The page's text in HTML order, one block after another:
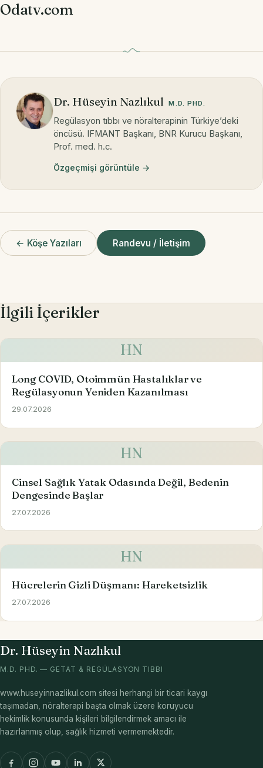
Odatv.com
Dr. Hüseyin Nazlıkul M.D. PHD.
Regülasyon tıbbı ve nöralterapinin Türkiye’deki
öncüsü. IFMANT Başkanı, BNR Kurucu Başkanı,
Prof. med. h.c.
Özgeçmişi görüntüle →
← Köşe Yazıları Randevu / İletişim
İlgili İçerikler
HN
Long COVID, Otoimmün Hastalıklar ve
Regülasyonun Yeniden Kazanılması
29.07.2026
HN
Cinsel Sağlık Yatak Odasında Değil, Bedenin
Dengesinde Başlar
27.07.2026
HN
Hücrelerin Gizli Düşmanı: Hareketsizlik
27.07.2026
Dr. Hüseyin Nazlıkul
M.D. PHD. — GETAT & REGÜLASYON TIBBI
www.huseyinnazlikul.com sitesi herhangi bir ticari kaygı
taşımadan, nöralterapi başta olmak üzere koruyucu
hekimlik konusunda kişileri bilgilendirmek amacı ile
hazırlanmış olup, sağlık hizmeti vermemektedir.